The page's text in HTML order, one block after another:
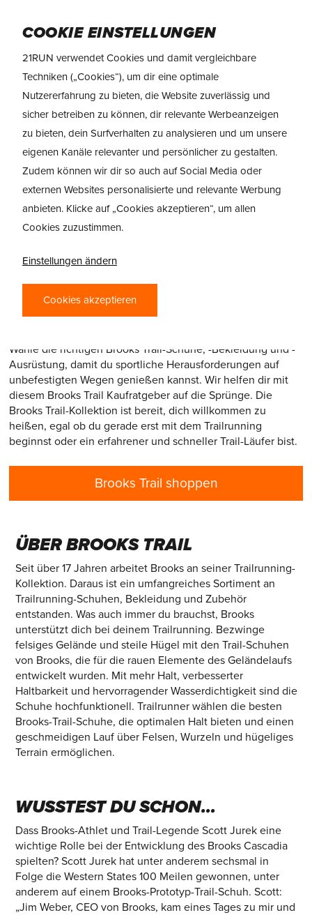
main
content
KAUFRATGEBER
BROOKS TRAIL
Wähle die richtigen Brooks Trail-Schuhe, -Bekleidung und -
Ausrüstung, damit du sportliche Herausforderungen auf
unbefestigten Wegen genießen kannst. Wir helfen dir mit
diesem Brooks Trail Kaufratgeber auf die Sprünge. Die
Brooks Trail-Kollektion ist bereit, dich willkommen zu
heißen, egal ob du gerade erst mit dem Trailrunning
beginnst oder ein erfahrener und schneller Trail-Läufer bist.
Brooks Trail shoppen
ÜBER BROOKS TRAIL
Seit über 17 Jahren arbeitet Brooks an seiner Trailrunning-
Kollektion. Daraus ist ein umfangreiches Sortiment an
Trailrunning-Schuhen, Bekleidung und Zubehör
entstanden. Was auch immer du brauchst, Brooks
unterstützt dich bei deinem Trailrunning. Bezwinge
felsiges Gelände und steile Hügel mit den Trail-Schuhen
von Brooks, die für die rauen Elemente des Geländelaufs
entwickelt wurden. Mit mehr Halt, verbesserter
Haltbarkeit und hervorragender Wasserdichtigkeit sind die
Schuhe hochfunktionell. Trailrunner wählen die besten
Brooks-Trail-Schuhe, die optimalen Halt bieten und einen
geschmeidigen Lauf über Felsen, Wurzeln und hügeliges
Terrain ermöglichen.
WUSSTEST DU SCHON…
Dass Brooks-Athlet und Trail-Legende Scott Jurek eine
wichtige Rolle bei der Entwicklung des Brooks Cascadia
spielten? Scott Jurek hat unter anderem sechsmal in
Folge die Western States 100 Meilen gewonnen, unter
anderem auf einem Brooks-Prototyp-Trail-Schuh. Scott:
„Jim Weber, CEO von Brooks, kam eines Tages zu mir und
COOKIE EINSTELLUNGEN
21RUN verwendet Cookies und damit vergleichbare
Techniken („Cookies“), um dir eine optimale
Nutzererfahrung zu bieten, die Website zuverlässig und
sicher betreiben zu können, dir relevante Werbeanzeigen
zu bieten, dein Surfverhalten zu analysieren und um unsere
eigenen Kanäle relevanter und persönlicher zu gestalten.
Zudem können wir dir so auch auf Social Media oder
externen Websites personalisierte und relevante Werbung
anbieten. Klicke auf „Cookies akzeptieren“, um allen
Cookies zuzustimmen.
Einstellungen ändern
Cookies akzeptieren